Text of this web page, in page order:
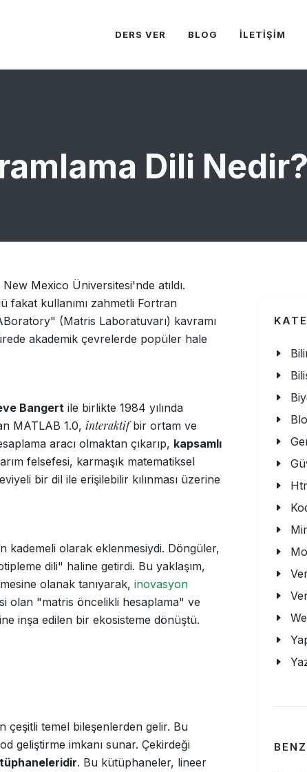
DERS VER BLOG İLETİŞİM
Dili Nedir?
Mexico Üniversitesi'nde atıldı.
fakat kullanımı zahmetli Fortran
(Matris Laboratuvarı) kavramı
akademik çevrelerde popüler hale
Bangert ile birlikte 1984 yılında
MATLAB 1.0, interaktifbir ortam ve
aracı olmaktan çıkarıp, kapsamlı
felsefesi, karmaşık matematiksel
bir dil ile erişilebilir kılınması üzerine
kademeli olarak eklenmesiydi. Döngüler,
dili" haline getirdi. Bu yaklaşım,
olanak tanıyarak, inovasyon
olan "matris öncelikli hesaplama" ve
inşa edilen bir ekosisteme dönüştü.
çeşitli temel bileşenlerden gelir. Bu
geliştirme imkanı sunar. Çekirdeği
. Bu kütüphaneler, lineer